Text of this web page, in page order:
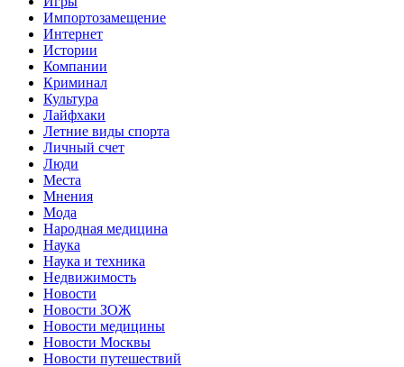
Импортозамещение
Интернет
Истории
Компании
Криминал
Культура
Лайфхаки
Летние виды спорта
Личный счет
Люди
Места
Мнения
Мода
Народная медицина
Наука
Наука и техника
Недвижимость
Новости
Новости ЗОЖ
Новости медицины
Новости Москвы
Новости путешествий